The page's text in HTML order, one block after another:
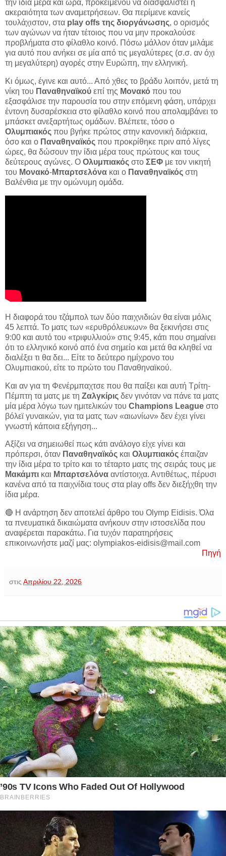
την ίδια μέρα και ώρα, προκειμένου να διασφαλιστεί η
ακεραιότητα των αναμετρήσεων. Θα περίμενε κανείς
τουλάχιστον, στα play offs της διοργάνωσης, ο ορισμός
των αγώνων να ήταν τέτοιος που να μην προκαλούσε
προβλήματα στο φίλαθλο κοινό. Πόσω μάλλον όταν μιλάμε
για αυτό που ανήκει σε μία από τις μεγαλύτερες (σ.σ. αν όχι
τη μεγαλύτερη) αγορές στην Ευρώπη, την ελληνική.
Κι όμως, έγινε και αυτό... Από χθες το βράδυ λοιπόν, μετά τη
νίκη του Παναθηναϊκού επί της Μονακό που του
εξασφάλισε την παρουσία του στην επόμενη φάση, υπάρχει
έντονη δυσαρέσκεια στο φίλαθλο κοινό που απολαμβάνει το
μπάσκετ ανεξαρτήτως ομάδων. Βλέπετε, τόσο ο
Ολυμπιακός που βγήκε πρώτος στην κανονική διάρκεια,
όσο και ο Παναθηναϊκός που προκρίθηκε πριν από λίγες
ώρες, θα δώσουν την ίδια μέρα τους πρώτους και τους
δεύτερους αγώνες. Ο Ολυμπιακός στο ΣΕΦ με τον νικητή
του Μονακό-Μπαρτσελόνα και ο Παναθηναϊκός στη
Βαλένθια με την ομώνυμη ομάδα.
Η διαφορά του τζάμπολ των δύο παιχνιδιών θα είναι μόλις
45 λεπτά. Το ματς των «ερυθρόλευκων» θα ξεκινήσει στις
9:00 και αυτό του «τριφυλλιού» στις 9:45, κάτι που σημαίνει
ότι το ελληνικό κοινό από ένα σημείο και μετά θα κληθεί να
διαλέξει τι θα δει... Είτε το δεύτερο ημίχρονο του
Ολυμπιακού, είτε το πρώτο του Παναθηναϊκού.
Και αν για τη Φενέρμπαχτσε που θα παίξει και αυτή Τρίτη-
Πέμπτη τα ματς με τη Ζαλγκίρις δεν γινόταν να πάνε τα ματς
μία μέρα λόγω των ημιτελικών του Champions League στο
βόλεϊ γυναικών, για τα ματς των «αιωνίων» δεν έχει γίνει
γνωστή κάποια εξήγηση...
Αξίζει να σημειωθεί πως κάτι ανάλογο είχε γίνει και
πρόπερσι, όταν Παναθηναϊκός και Ολυμπιακός έπαιζαν
την ίδια μέρα το τρίτο και το τέταρτο ματς της σειράς τους με
Μακάμπι και Μπαρτσελόνα αντίστοιχα. Αντιθέτως, πέρυσι
κανένα από τα παιχνίδια τους στα play offs δεν διεξήχθη την
ίδια μέρα.
🔴 Η ανάρτηση δεν αποτελεί άρθρο του Olymp Eidisis. Όλα
τα πνευματικά δικαιώματα ανήκουν στην ιστοσελίδα που
αναφέρεται παρακάτω. Για τυχόν παρατηρήσεις
επικοινωνήστε μαζί μας: olympiakos-eidisis@mail.com
Πηγή
στις Απριλίου 22, 2026